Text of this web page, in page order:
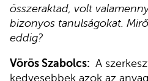
összeraktad, volt
bizonyos tanulságokat.
eddig?
Vörös Szabolcs: A
kedvesebbek azok az